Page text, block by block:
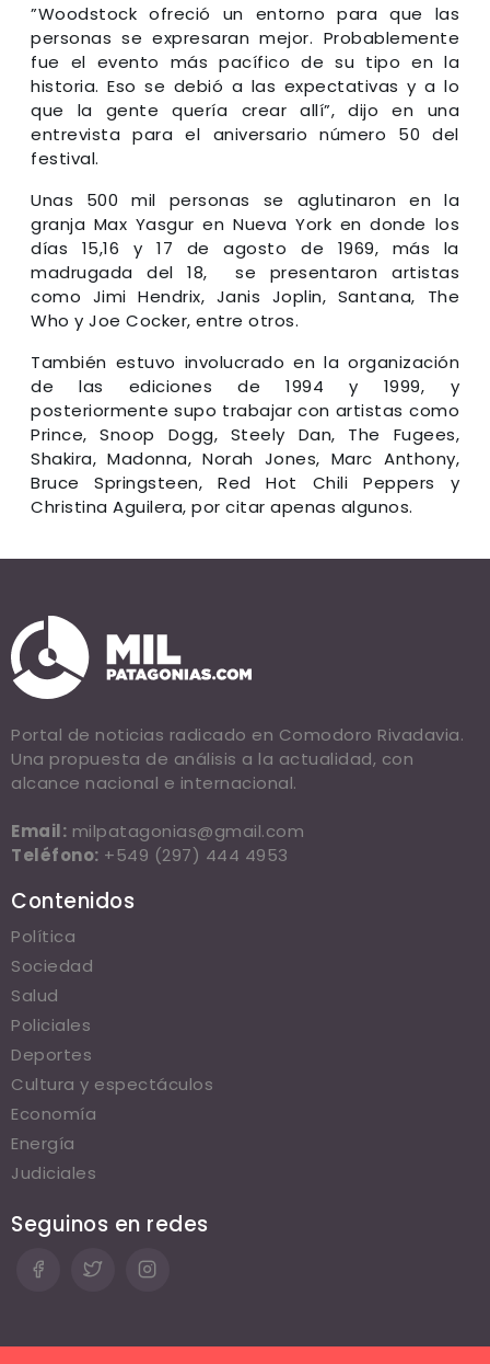
”Woodstock ofreció un entorno para que las
personas se expresaran mejor. Probablemente
fue el evento más pacífico de su tipo en la
historia. Eso se debió a las expectativas y a lo
que la gente quería crear allí”, dijo en una
entrevista para el aniversario número 50 del
festival.
Unas 500 mil personas se aglutinaron en la
granja Max Yasgur en Nueva York en donde los
días 15,16 y 17 de agosto de 1969, más la
madrugada del 18, se presentaron artistas
como Jimi Hendrix, Janis Joplin, Santana, The
Who y Joe Cocker, entre otros.
También estuvo involucrado en la organización
de las ediciones de 1994 y 1999, y
posteriormente supo trabajar con artistas como
Prince, Snoop Dogg, Steely Dan, The Fugees,
Shakira, Madonna, Norah Jones, Marc Anthony,
Bruce Springsteen, Red Hot Chili Peppers y
Christina Aguilera, por citar apenas algunos.
Portal de noticias radicado en Comodoro Rivadavia.
Una propuesta de análisis a la actualidad, con
alcance nacional e internacional.
Email: milpatagonias@gmail.com
Teléfono: +549 (297) 444 4953
Contenidos
Política
Sociedad
Salud
Policiales
Deportes
Cultura y espectáculos
Economía
Energía
Judiciales
Seguinos en redes